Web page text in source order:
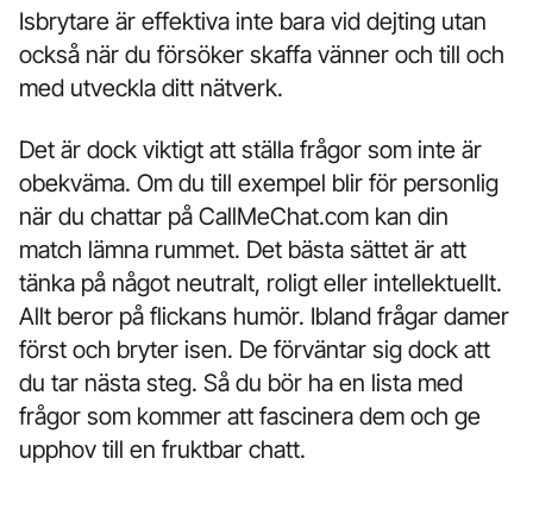
Isbrytare är effektiva inte bara vid dejting utan
också när du försöker skaffa vänner och till och
med utveckla ditt nätverk.
Det är dock viktigt att ställa frågor som inte är
obekväma. Om du till exempel blir för personlig
när du chattar på CallMeChat.com kan din
match lämna rummet. Det bästa sättet är att
tänka på något neutralt, roligt eller intellektuellt.
Allt beror på flickans humör. Ibland frågar damer
först och bryter isen. De förväntar sig dock att
du tar nästa steg. Så du bör ha en lista med
frågor som kommer att fascinera dem och ge
upphov till en fruktbar chatt.